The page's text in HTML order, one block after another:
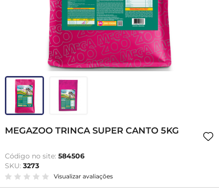
MEGAZOO TRINCA SUPER CANTO 5KG
Código no site: 584506
SKU: 3273
Visualizar avaliações